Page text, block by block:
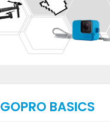
GOPRO BASICS